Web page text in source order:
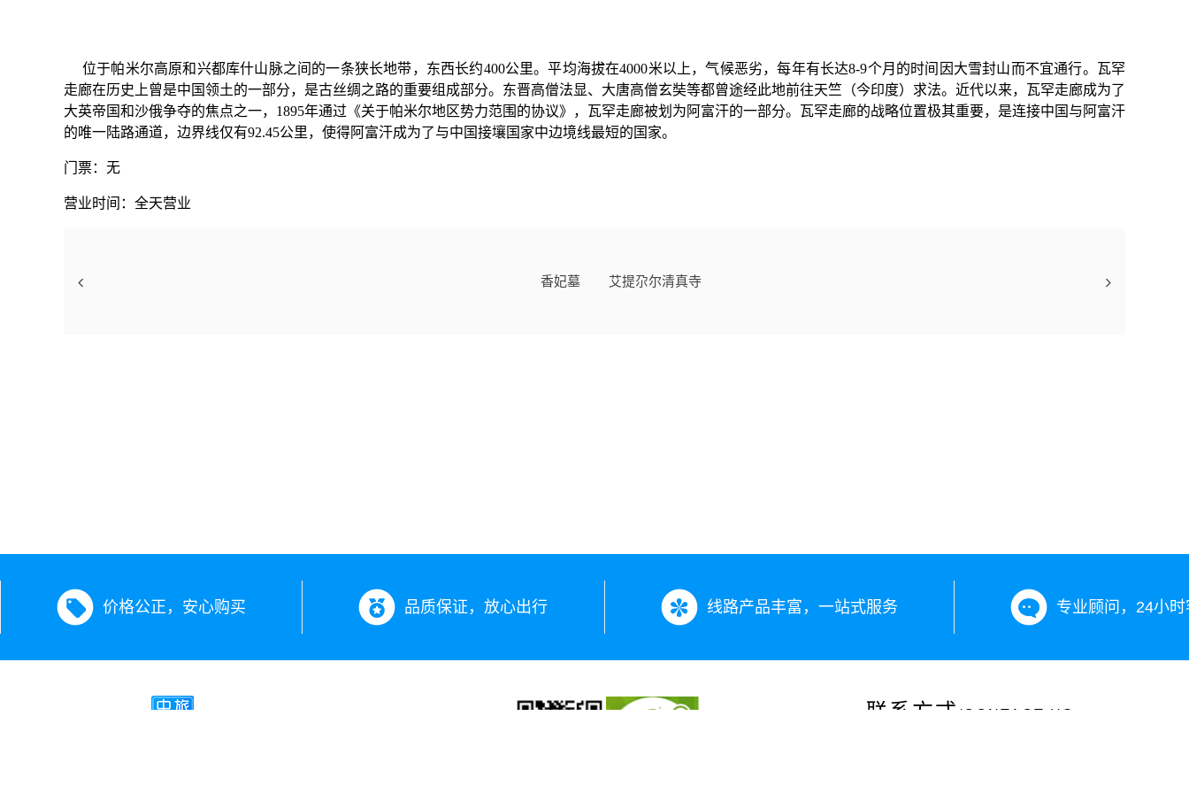
位于帕米尔高原和兴都库什山脉之间的一条狭长地带，东西长约400公里。平均海拔在4000米以上，气候恶劣，每年有长达8-9个月的时间因大雪封山而不宜通行。 瓦罕
走廊在历史上曾是中国领土的一部分，是古丝绸之路的重要组成部分。东晋高僧法显、大唐高僧玄奘等都曾途经此地前往天竺（今印度）求法‌。近代以来，瓦罕走廊成为了
大英帝国和沙俄争夺的焦点之一，1895年通过《关于帕米尔地区势力范围的协议》，瓦罕走廊被划为 阿富汗的一部分。‌瓦罕走廊的战略位置极其重要，是连接中国与阿富汗
的唯一陆路通道，边界线仅有92.45公里，使得阿富汗成为了与中国接壤国家中边境线最短的国家。
门票：无
营业时间：全天营业
香妃墓 艾提尕尔清真寺
价格公正，安心购买 品质保证，放心出行 线路产品丰富，一站式服务 专业顾问，24小时
联系方式 /CONTACT US